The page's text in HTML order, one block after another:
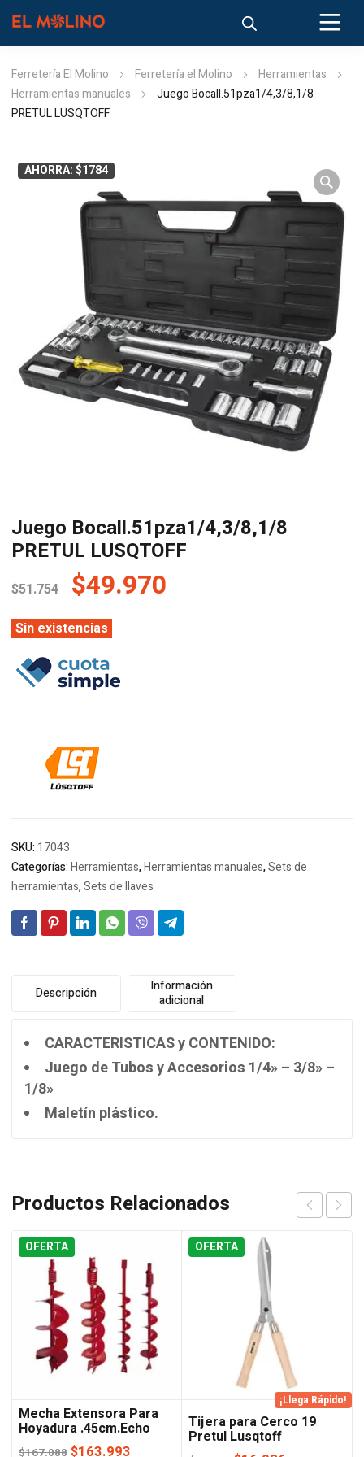
Ferretería El Molino Ferretería el Molino
Herramientas
Herramientas manuales
Juego Bocall.51pza1/4,3/8,1/8
PRETUL LUSQTOFF
AHORRA: $1784
Juego Bocall.51pza1/4,3/8,1/8
PRETUL LUSQTOFF
$51.754 El
precio
original
era:
$51.754.
$49.970
Sin existencias
SKU: 17043
Categorías:Herramientas,Herramientas manuales,Sets de
herramientas,Sets de llaves
Descripción
Información
adicional
CARACTERISTICAS y CONTENIDO:
Juego de Tubos y Accesorios 1/4» – 3/8» –
1/8»
Maletín plástico.
Productos Relacionados
OFERTA
Mecha Extensora Para
Hoyadura .45cm.Echo
$167.088 El
$163.993
OFERTA
¡Llega Rápido!
Tijera para Cerco 19
Pretul Lusqtoff